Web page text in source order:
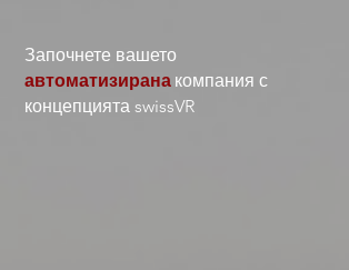
Започнете вашето
автоматизирана компания с
концепцията swissVR